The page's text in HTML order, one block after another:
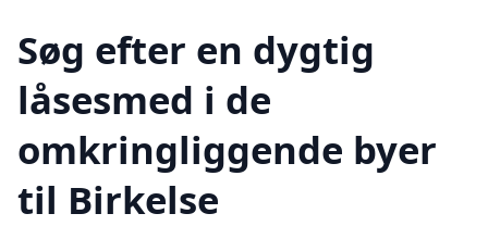
Søg efter en dygtig
låsesmed i de
omkringliggende byer
til Birkelse